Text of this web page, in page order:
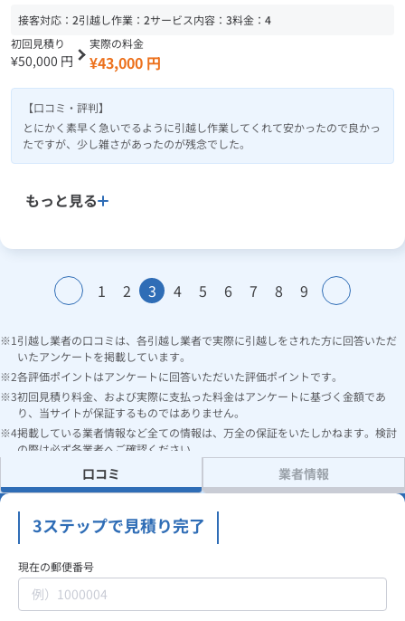
接客対応： 2引越し作業： 2サービス内容： 3料金： 4
初回見積り
¥50,000 円
実際の料金
¥43,000 円
【口コミ・評判】
とにかく素早く急いでるように引越し作業してくれて安かったので良かっ
たですが、少し雑さがあったのが残念でした。
もっと見る
1 2 3 4 5 6 7 8 9
引越し業者の口コミは、各引越し業者で実際に引越しをされた方に回答いただ
いたアンケートを掲載しています。
各評価ポイントはアンケートに回答いただいた評価ポイントです。
初回見積り料金、および実際に支払った料金はアンケートに基づく金額であ
り、当サイトが保証するものではありません。
掲載している業者情報など全ての情報は、万全の保証をいたしかねます。検討
の際は必ず各業者へご確認ください。
口コミ 業者情報
3ステップで見積り完了
現在の郵便番号